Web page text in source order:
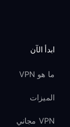
ابدأ الآن
ما هو VPN
الميزات
VPN مجاني